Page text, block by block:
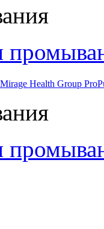
Health Group